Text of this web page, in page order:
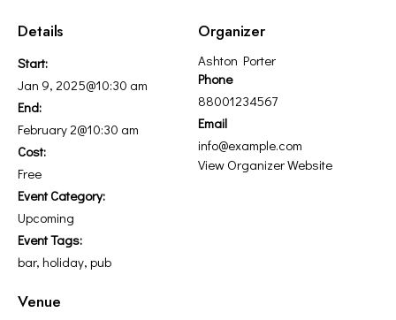
Details
Start:
Jan 9, 2025@10:30 am
End:
February 2@10:30 am
Cost:
Free
Event Category:
Upcoming
Event Tags:
bar, holiday, pub
Organizer
Ashton Porter
Phone
88001234567
Email
info@example.com
View Organizer Website
Venue